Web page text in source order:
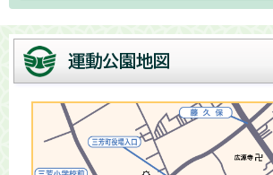
運動公園地図